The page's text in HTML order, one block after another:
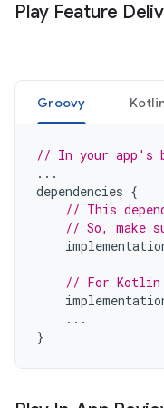
Play Feature
Groovy
// In your app's
...
dependencies {
// This
// So, make
// For Kotlin
...
}